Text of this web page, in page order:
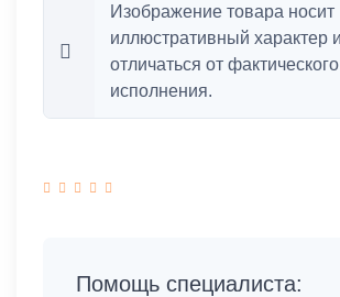
Изображение товара носит
иллюстративный характер
отличаться от фактического
исполнения.
Помощь специалиста: